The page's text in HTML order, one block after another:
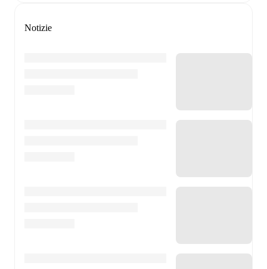
Notizie